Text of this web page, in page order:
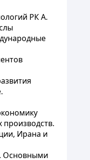
РК А.
Ирана и
Основными